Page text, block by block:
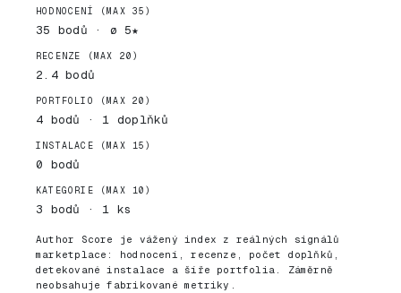
HODNOCENÍ (MAX 35)
35 bodů · ø 5★
RECENZE (MAX 20)
2.4 bodů
PORTFOLIO (MAX 20)
4 bodů · 1 doplňků
INSTALACE (MAX 15)
0 bodů
KATEGORIE (MAX 10)
3 bodů · 1 ks
Author Score je vážený index z reálných signálů
marketplace: hodnocení, recenze, počet doplňků,
detekované instalace a šíře portfolia. Záměrně
neobsahuje fabrikované metriky.